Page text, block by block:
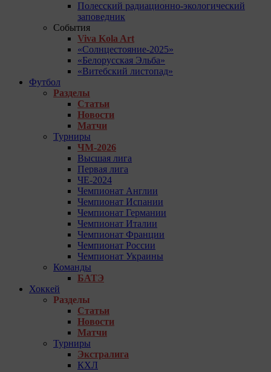
Полесский радиационно-экологический
заповедник
События
Viva Kola Art
«Солнцестояние-2025»
«Белорусская Эльба»
«Витебский листопад»
Футбол
Разделы
Статьи
Новости
Матчи
Турниры
ЧМ-2026
Высшая лига
Первая лига
ЧЕ-2024
Чемпионат Англии
Чемпионат Испании
Чемпионат Германии
Чемпионат Италии
Чемпионат Франции
Чемпионат России
Чемпионат Украины
Команды
БАТЭ
Хоккей
Разделы
Статьи
Новости
Матчи
Турниры
Экстралига
КХЛ